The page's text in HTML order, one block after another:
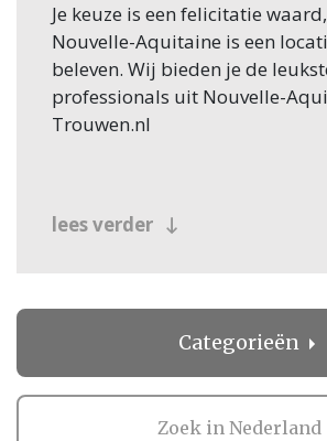
Je keuze is een felicitatie
Nouvelle-Aquitaine is een
beleven. Wij bieden je de
professionals uit Nouvelle-
Trouwen.nl
lees verder
Categorieën
Zoek in Nederland